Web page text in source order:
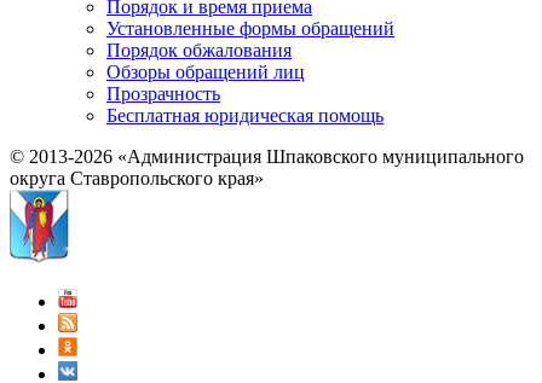
Порядок и время приема
Установленные формы обращений
Порядок обжалования
Обзоры обращений лиц
Прозрачность
Бесплатная юридическая помощь
© 2013-2026 «Администрация Шпаковского муниципального
округа Ставропольского края»